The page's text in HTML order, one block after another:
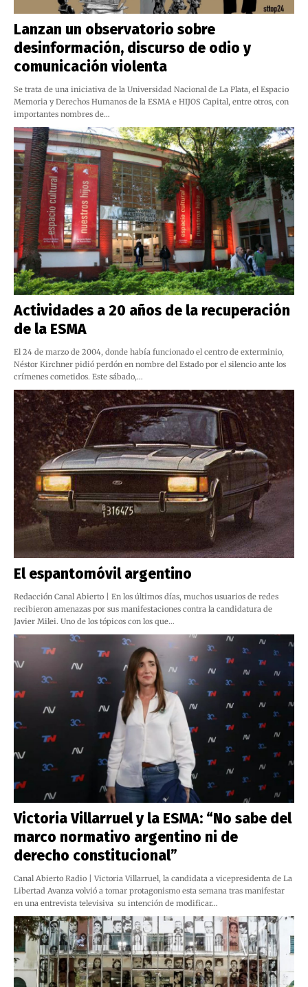
Lanzan un observatorio sobre
desinformación, discurso de odio y
comunicación violenta
Se trata de una iniciativa de la Universidad Nacional de La Plata, el Espacio
Memoria y Derechos Humanos de la ESMA e HIJOS Capital, entre otros, con
importantes nombres de…
Actividades a 20 años de la recuperación
de la ESMA
El 24 de marzo de 2004, donde había funcionado el centro de exterminio,
Néstor Kirchner pidió perdón en nombre del Estado por el silencio ante los
crímenes cometidos. Este sábado,…
El espantomóvil argentino
Redacción Canal Abierto | En los últimos días, muchos usuarios de redes
recibieron amenazas por sus manifestaciones contra la candidatura de
Javier Milei. Uno de los tópicos con los que…
Victoria Villarruel y la ESMA: “No sabe del
marco normativo argentino ni de
derecho constitucional”
Canal Abierto Radio | Victoria Villarruel, la candidata a vicepresidenta de La
Libertad Avanza volvió a tomar protagonismo esta semana tras manifestar
en una entrevista televisiva su intención de modificar…